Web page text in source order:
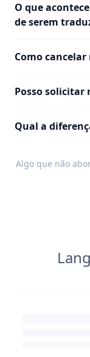
O que
de serem
Como
Posso solicitar
Qual a
Algo que não